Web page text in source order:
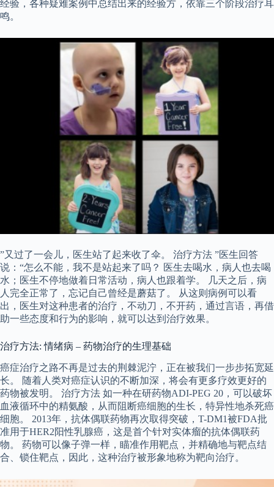
经验，各种疑难案例中总结出来的经验方，依靠三个阶段治疗耳
鸣。
”又过了一会儿，医生站了起来收了伞。 治疗方法 ”医生回答
说：“怎么不能，我不是站起来了吗？ 医生去喝水，病人也去喝
水；医生不停地做着日常活动，病人也跟着学。 几天之后，病
人完全正常了，忘记自己曾经是蘑菇了。 从这则病例可以看
出，医生对这种患者的治疗，不动刀，不开药，通过言语，再借
助一些态度和行为的影响，就可以达到治疗效果。
治疗方法: 情绪病 – 药物治疗的生理基础
癌症治疗之路不再是过去的荆棘泥泞，正在被我们一步步拓宽延
长。 随着人类对癌症认识的不断加深，将会有更多疗效更好的
药物被发明。 治疗方法 如一种在研药物ADI-PEG 20，可以破坏
血液循环中的精氨酸，从而阻断癌细胞的生长，特异性地杀死癌
细胞。 2013年，抗体偶联药物再次取得突破，T-DM1被FDA批
准用于HER2阳性乳腺癌，这是首个针对实体瘤的抗体偶联药
物。 药物可以像子弹一样，瞄准作用靶点，并精确地与靶点结
合、锁住靶点，因此，这种治疗被形象地称为靶向治疗。